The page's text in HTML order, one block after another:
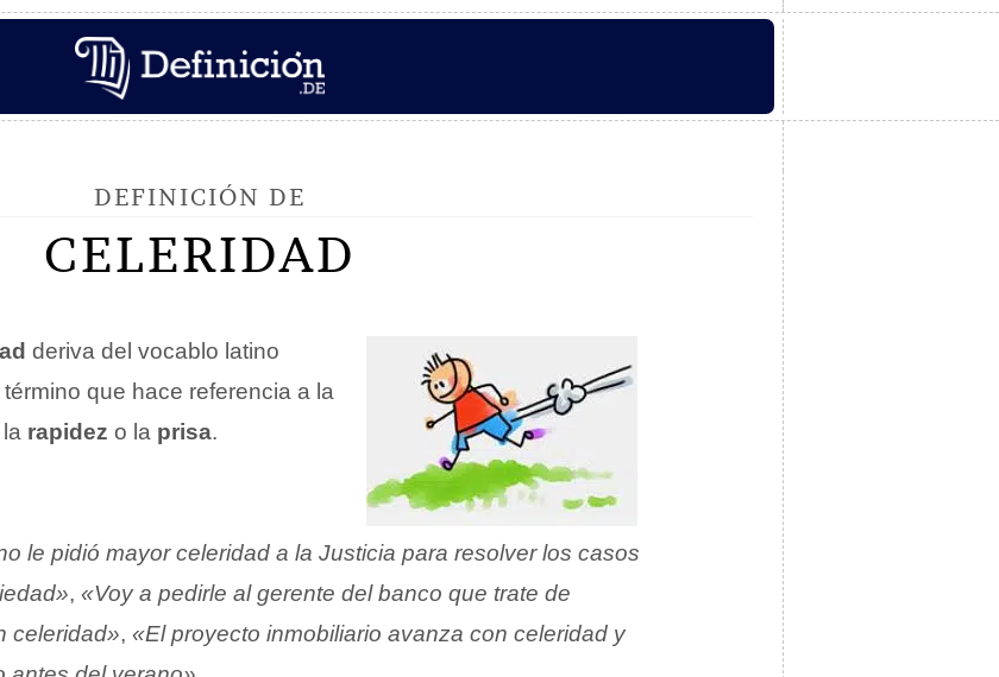
DEFINICIÓN DE
CELERIDAD
deriva del vocablo latino
que hace referencia a la
la rapidez o la prisa.
le pidió mayor celeridad a la Justicia para resolver los casos
, «Voy a pedirle al gerente del banco que trate de
celeridad», «El proyecto inmobiliario avanza con celeridad y